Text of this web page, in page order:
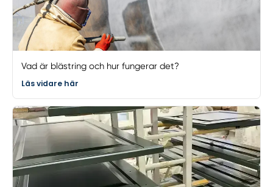
Vad är blästring och hur fungerar det?
Läs vidare här